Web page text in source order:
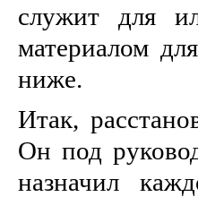
служит для
материалом
ниже.
Итак,
Он под
назначил